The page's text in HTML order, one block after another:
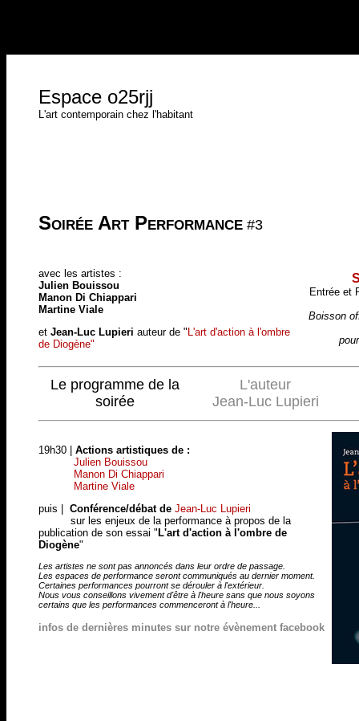
Espace o25rjj
L'art contemporain chez l'habitant
Soirée Art Performance #3
avec les artistes :
Julien Bouissou
Manon Di Chiappari
Martine Viale
et Jean-Luc Lupieri auteur de " L'art d'action à l'ombre
de Diogène"
Entrée et
Boisson
Le programme de la
soirée
L'auteur
Jean-Luc Lupieri
19h30 | Actions artistiques de :
Julien Bouissou
Manon Di Chiappari
Martine Viale
puis | Conférence/débat de Jean-Luc Lupieri
sur les enjeux de la performance à propos de la
publication de son essai "L'art d'action à l'ombre de
Diogène"
Les artistes ne sont pas annoncés dans leur ordre de passage.
Les espaces de performance seront communiqués au dernier moment.
Certaines performances pourront se dérouler à l'extérieur.
Nous vous conseillons vivement d'être à l'heure sans que nous soyons
certains que les performances commenceront à l'heure...
infos de dernières minutes sur notre évènement facebook